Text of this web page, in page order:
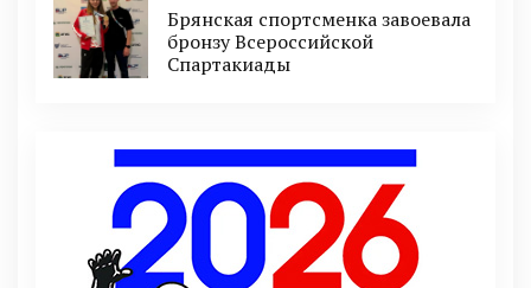
Брянская спортсменка завоевала
бронзу Всероссийской
Спартакиады